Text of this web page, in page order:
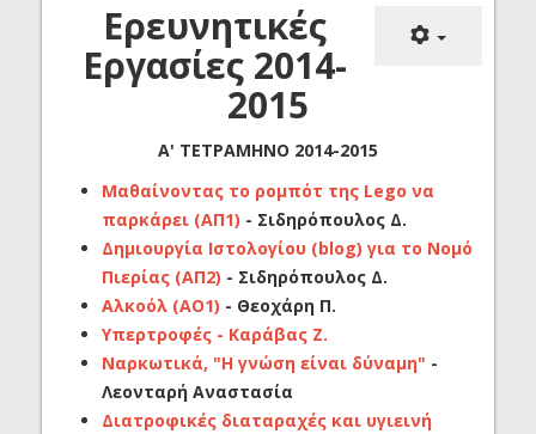
Ερευνητικές
Εργασίες 2014-
2015
Α' ΤΕΤΡΑΜΗΝΟ 2014-2015
Μαθαίνοντας το ρομπότ της Lego να
παρκάρει (ΑΠ1) - Σιδηρόπουλος Δ.
Δημιουργία Ιστολογίου (blog) για το Νομό
Πιερίας (ΑΠ2) - Σιδηρόπουλος Δ.
Αλκοόλ (ΑΟ1) - Θεοχάρη Π.
Υπερτροφές - Καράβας Ζ.
Ναρκωτικά, "Η γνώση είναι δύναμη" -
Λεονταρή Αναστασία
Διατροφικές διαταραχές και υγιεινή